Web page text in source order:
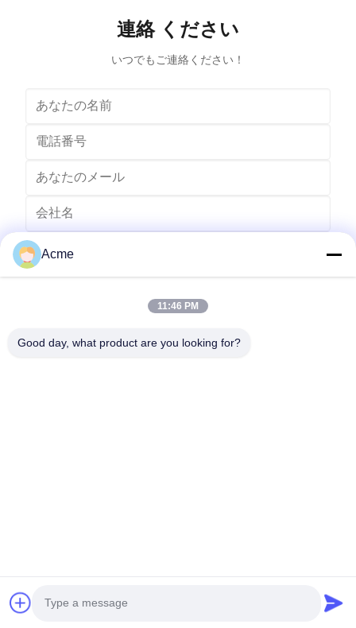
appropriate for the item to be cleaned and the type of
soiling present
連絡 ください
いつでもご連絡ください！
送りなさい
© 2026 Acme (Shenzhen) Technology Co., Ltd. All Rights Reserved.
Acme
11:46 PM
Good day, what product are you looking for?